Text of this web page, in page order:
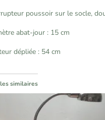
poussoir sur le socle,
abat-jour : 15 cm
dépliée : 54 cm
similaires